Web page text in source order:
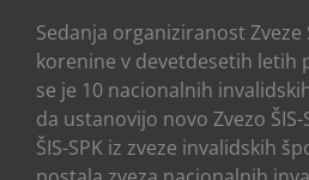
Sedanja organiziranost Zveze
korenine v devetdesetih letih
se je 10 nacionalnih
da ustanovijo novo Zvezo ŠIS-
ŠIS-SPK iz zveze invalidskih